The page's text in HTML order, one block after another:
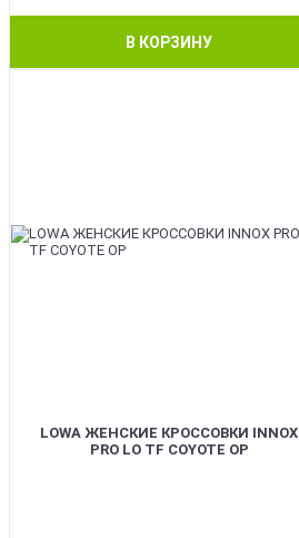
В КОРЗИНУ
LOWA ЖЕНСКИЕ КРОССОВКИ INNOX
PRO LO TF COYOTE OP